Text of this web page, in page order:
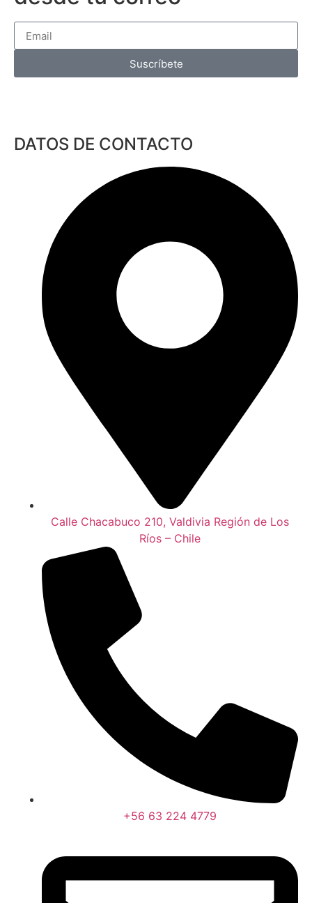
Suscríbete
DATOS DE CONTACTO
Calle Chacabuco 210, Valdivia Región de Los
Ríos – Chile
+56 63 224 4779